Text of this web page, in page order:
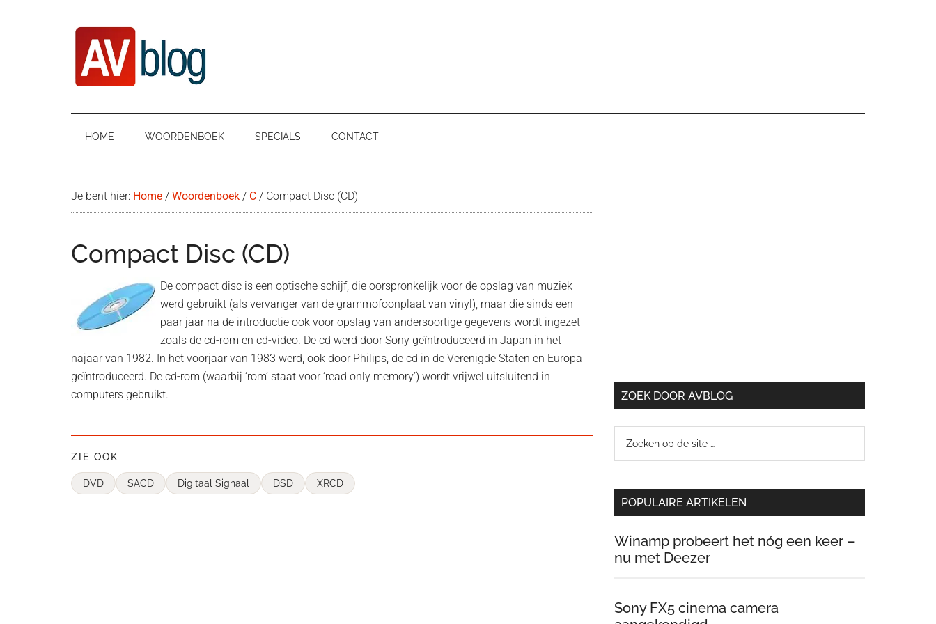
AVblog
HOME WOORDENBOEK SPECIALS CONTACT
Je bent hier: Home / Woordenboek / C / Compact Disc (CD)
Compact Disc (CD)
De compact disc is een optische schijf, die oorspronkelijk voor de opslag van muziek
werd gebruikt (als vervanger van de grammofoonplaat van vinyl), maar die sinds een
paar jaar na de introductie ook voor opslag van andersoortige gegevens wordt ingezet
zoals de cd-rom en cd-video. De cd werd door Sony geïntroduceerd in Japan in het
najaar van 1982. In het voorjaar van 1983 werd, ook door Philips, de cd in de Verenigde Staten en Europa
geïntroduceerd. De cd-rom (waarbij ‘rom’ staat voor ‘read only memory’) wordt vrijwel uitsluitend in
computers gebruikt.
ZIE OOK
DVD SACD Digitaal Signaal DSD XRCD
ZOEK DOOR AVBLOG
site
POPULAIRE ARTIKELEN
Winamp probeert het nóg een keer –
nu met Deezer
Sony FX5 cinema camera